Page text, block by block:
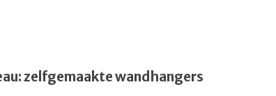
zelfgemaakte wandhangers